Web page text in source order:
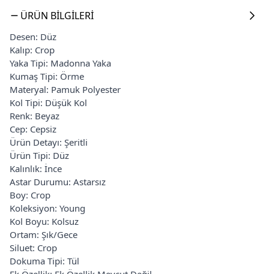
ÜRÜN BILGILERI
Desen: Düz
Kalıp: Crop
Yaka Tipi: Madonna Yaka
Kumaş Tipi: Örme
Materyal: Pamuk Polyester
Kol Tipi: Düşük Kol
Renk: Beyaz
Cep: Cepsiz
Ürün Detayı: Şeritli
Ürün Tipi: Düz
Kalınlık: İnce
Astar Durumu: Astarsız
Boy: Crop
Koleksiyon: Young
Kol Boyu: Kolsuz
Ortam: Şık/Gece
Siluet: Crop
Dokuma Tipi: Tül